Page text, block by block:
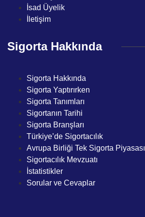
İsad Üyelik
İletişim
Sigorta Hakkında
Sigorta Hakkında
Sigorta Yaptırırken
Sigorta Tanımları
Sigortanın Tarihi
Sigorta Branşları
Türkiye’de Sigortacılık
Avrupa Birliği Tek Sigorta Piyasası
Sigortacılık Mevzuatı
İstatistikler
Sorular ve Cevaplar